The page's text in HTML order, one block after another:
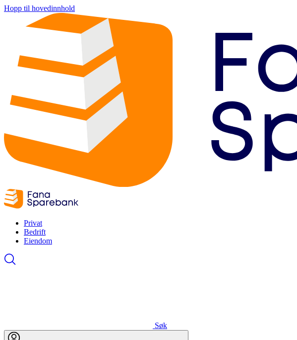
Hopp til hovedinnhold
Privat
Bedrift
Eiendom
Søk